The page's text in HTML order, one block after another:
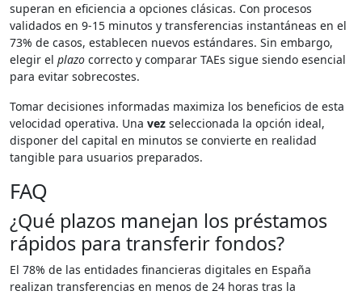
superan en eficiencia a opciones clásicas. Con procesos
validados en 9-15 minutos y transferencias instantáneas en el
73% de casos, establecen nuevos estándares. Sin embargo,
elegir el plazo correcto y comparar TAEs sigue siendo esencial
para evitar sobrecostes.
Tomar decisiones informadas maximiza los beneficios de esta
velocidad operativa. Una vez seleccionada la opción ideal,
disponer del capital en minutos se convierte en realidad
tangible para usuarios preparados.
FAQ
¿Qué plazos manejan los préstamos
rápidos para transferir fondos?
El 78% de las entidades financieras digitales en España
realizan transferencias en menos de 24 horas tras la